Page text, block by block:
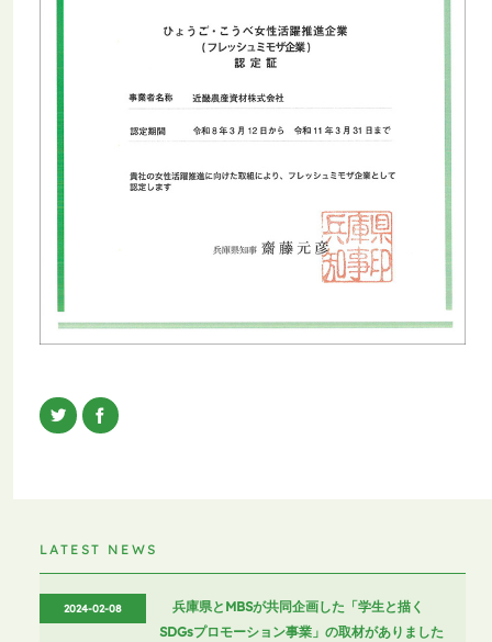
LATEST NEWS
2024-02-08
兵庫県とMBSが共同企画した「学生と描く
SDGsプロモーション事業」の取材がありました